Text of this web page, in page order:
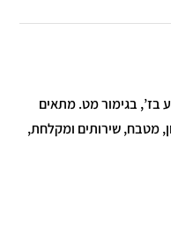
בז’ טרומל 1*7.5*15, בצבע בז’, בגימור מט. מתאים
מטבח, שירותים ומקלחת,